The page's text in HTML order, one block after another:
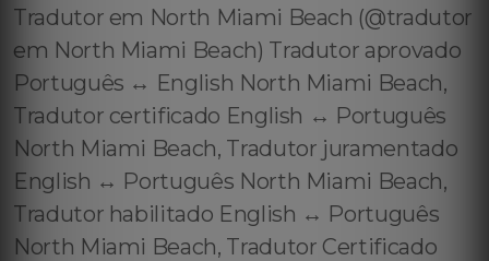
Tradutor em North Miami Beach (@tradutor
em North Miami Beach) Tradutor aprovado
Português ↔️ English North Miami Beach,
Tradutor certificado English ↔️ Português
North Miami Beach, Tradutor juramentado
English ↔️ Português North Miami Beach,
Tradutor habilitado English ↔️ Português
North Miami Beach, Tradutor Certificado